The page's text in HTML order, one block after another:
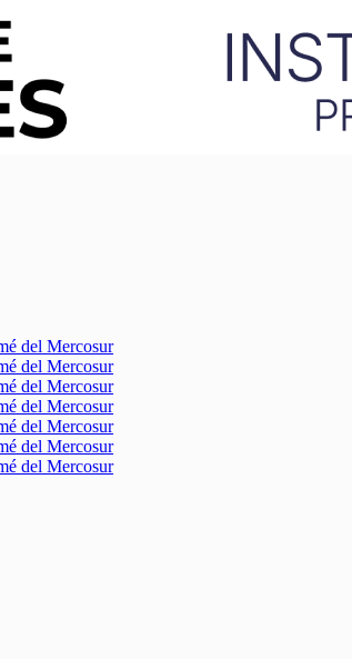
del Mercosur
del Mercosur
del Mercosur
del Mercosur
del Mercosur
del Mercosur
del Mercosur